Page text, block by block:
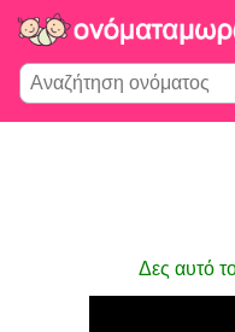
Δες αυτό